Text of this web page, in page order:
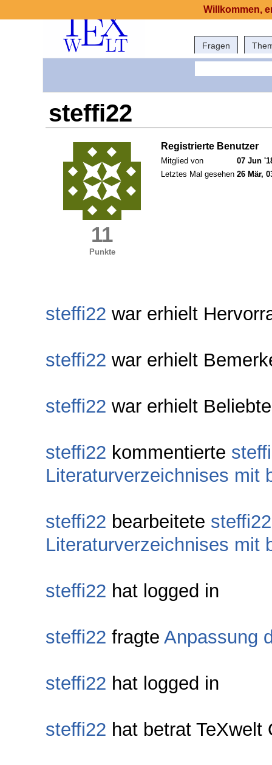
Fragen
steffi22
11
Punkte
Registrierte Benutzer
Mitglied von
07 Jun
Letztes Mal gesehen 26 Mär,
steffi22 war erhielt
steffi22 war erhielt
steffi22 war erhielt
steffi22 kommentierte
Literaturverzeichnises mit
steffi22 bearbeitete steffi22
Literaturverzeichnises mit
steffi22 hat logged in
steffi22 fragte Anpassung
steffi22 hat logged in
steffi22 hat betrat TeXwelt
Willkommen,